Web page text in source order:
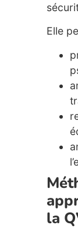
Elle
la